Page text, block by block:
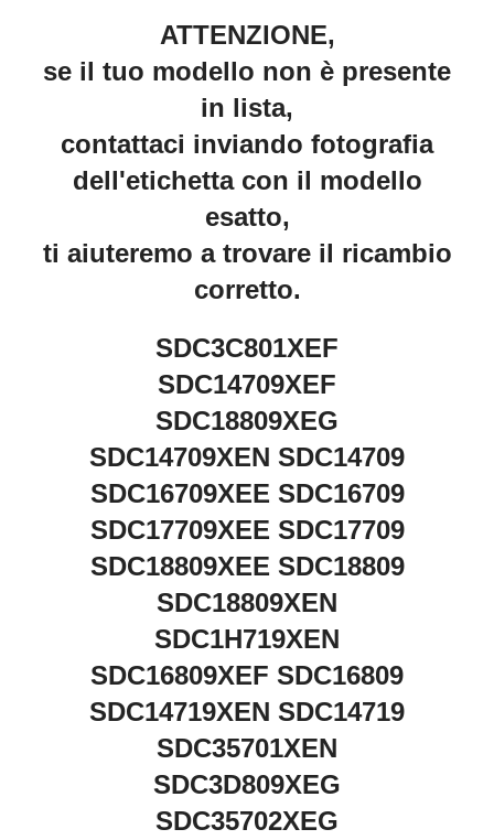
ATTENZIONE,
se il tuo modello non è presente
in lista,
contattaci inviando fotografia
dell'etichetta con il modello
esatto,
ti aiuteremo a trovare il ricambio
corretto.
SDC3C801XEF
SDC14709XEF
SDC18809XEG
SDC14709XEN SDC14709
SDC16709XEE SDC16709
SDC17709XEE SDC17709
SDC18809XEE SDC18809
SDC18809XEN
SDC1H719XEN
SDC16809XEF SDC16809
SDC14719XEN SDC14719
SDC35701XEN
SDC3D809XEG
SDC35702XEG